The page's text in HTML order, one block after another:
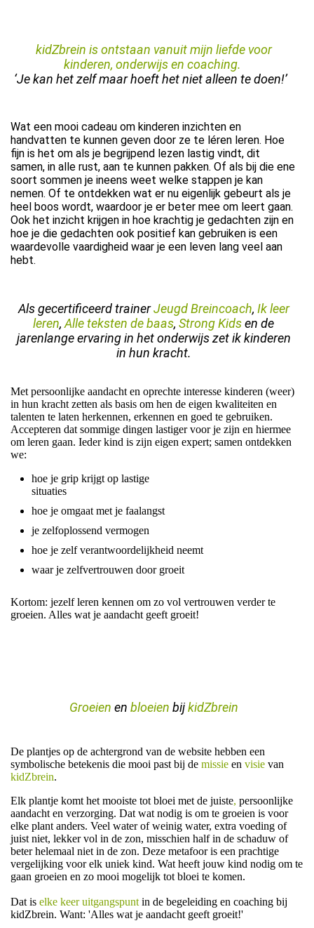
kidZbrein is ontstaan vanuit mijn liefde voor
kinderen, onderwijs en coaching.
‘Je kan het zelf maar hoeft het niet alleen te doen!’
Wat een mooi cadeau om kinderen inzichten en
handvatten te kunnen geven door ze te léren leren. Hoe
fijn is het om als je begrijpend lezen lastig vindt, dit
samen, in alle rust, aan te kunnen pakken. Of als bij die ene
soort sommen je ineens weet welke stappen je kan
nemen. Of te ontdekken wat er nu eigenlijk gebeurt als je
heel boos wordt, waardoor je er beter mee om leert gaan.
Ook het inzicht krijgen in hoe krachtig je gedachten zijn en
hoe je die gedachten ook positief kan gebruiken is een
waardevolle vaardigheid waar je een leven lang veel aan
hebt.
Als gecertificeerd trainerJeugd Breincoach, Ik leer
leren, Alle teksten de baas, Strong Kidsen de
jarenlange ervaring in het onderwijs zet ik kinderen
in hun kracht.
Met persoonlijke aandacht en oprechte interesse kinderen (weer)
in hun kracht zetten als basis om hen de eigen kwaliteiten en
talenten te laten herkennen, erkennen en goed te gebruiken.
Accepteren dat sommige dingen lastiger voor je zijn en hiermee
om leren gaan. Ieder kind is zijn eigen expert; samen ontdekken
we:
hoe je grip krijgt op lastige
situaties
hoe je omgaat met je faalangst
je zelfoplossend vermogen
hoe je zelf verantwoordelijkheid neemt
waar je zelfvertrouwen door groeit
Kortom: jezelf leren kennen om zo vol vertrouwen verder te
groeien. Alles wat je aandacht geeft groeit!
Groeien en bloeien bijkidZbrein
De plantjes op de achtergrond van de website hebben een
symbolische betekenis die mooi past bij de missie en visie van
kidZbrein.
Elk plantje komt het mooiste tot bloei met de juiste, persoonlijke
aandacht en verzorging. Dat wat nodig is om te groeien is voor
elke plant anders. Veel water of weinig water, extra voeding of
juist niet, lekker vol in de zon, misschien half in de schaduw of
beter helemaal niet in de zon. Deze metafoor is een prachtige
vergelijking voor elk uniek kind. Wat heeft jouw kind nodig om te
gaan groeien en zo mooi mogelijk tot bloei te komen.
Dat is elke keer uitgangspunt in de begeleiding en coaching bij
kidZbrein. Want: 'Alles wat je aandacht geeft groeit!'